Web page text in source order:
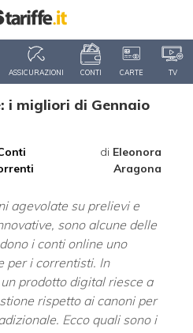
ASSICURAZIONI CONTI CARTE TV
i migliori di Gennaio
di Eleonora
Aragona
agevolate su prelievi e
sono alcune delle
i conti online uno
per i correntisti. In
prodotto digital riesce a
rispetto ai canoni per
Ecco quali sono i